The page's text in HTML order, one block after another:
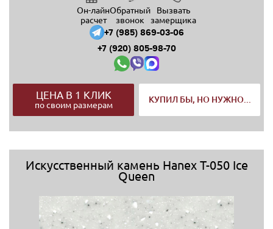
Он-лайн
расчет
Обратный
звонок
Вызвать
замерщика
+7 (985) 869-03-06
+7 (920) 805-98-70
ЦЕНА В 1 КЛИК
по своим размерам
КУПИЛ БЫ, НО НУЖНО...
Искусственный камень Hanex T-050 Ice
Queen